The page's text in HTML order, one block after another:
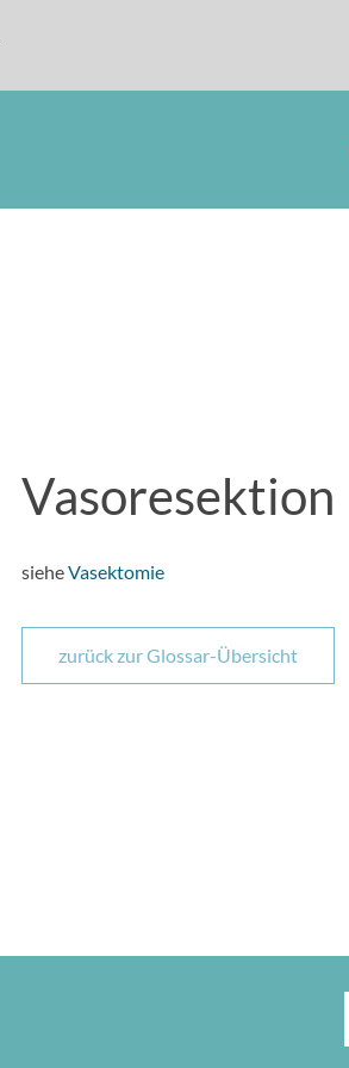
Vasoresektion
sieheVasektomie
zurück zur Glossar-Übersicht